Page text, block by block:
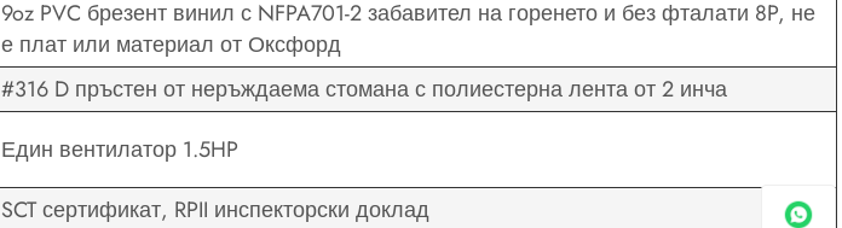
9oz PVC брезент винил с NFPA701-2 забавител на горенето и без фталати 8P, не
е плат или материал от Оксфорд
#316 D пръстен от неръждаема стомана с полиестерна лента от 2 инча
Един вентилатор 1.5HP
SCT сертификат, RPII инспекторски доклад